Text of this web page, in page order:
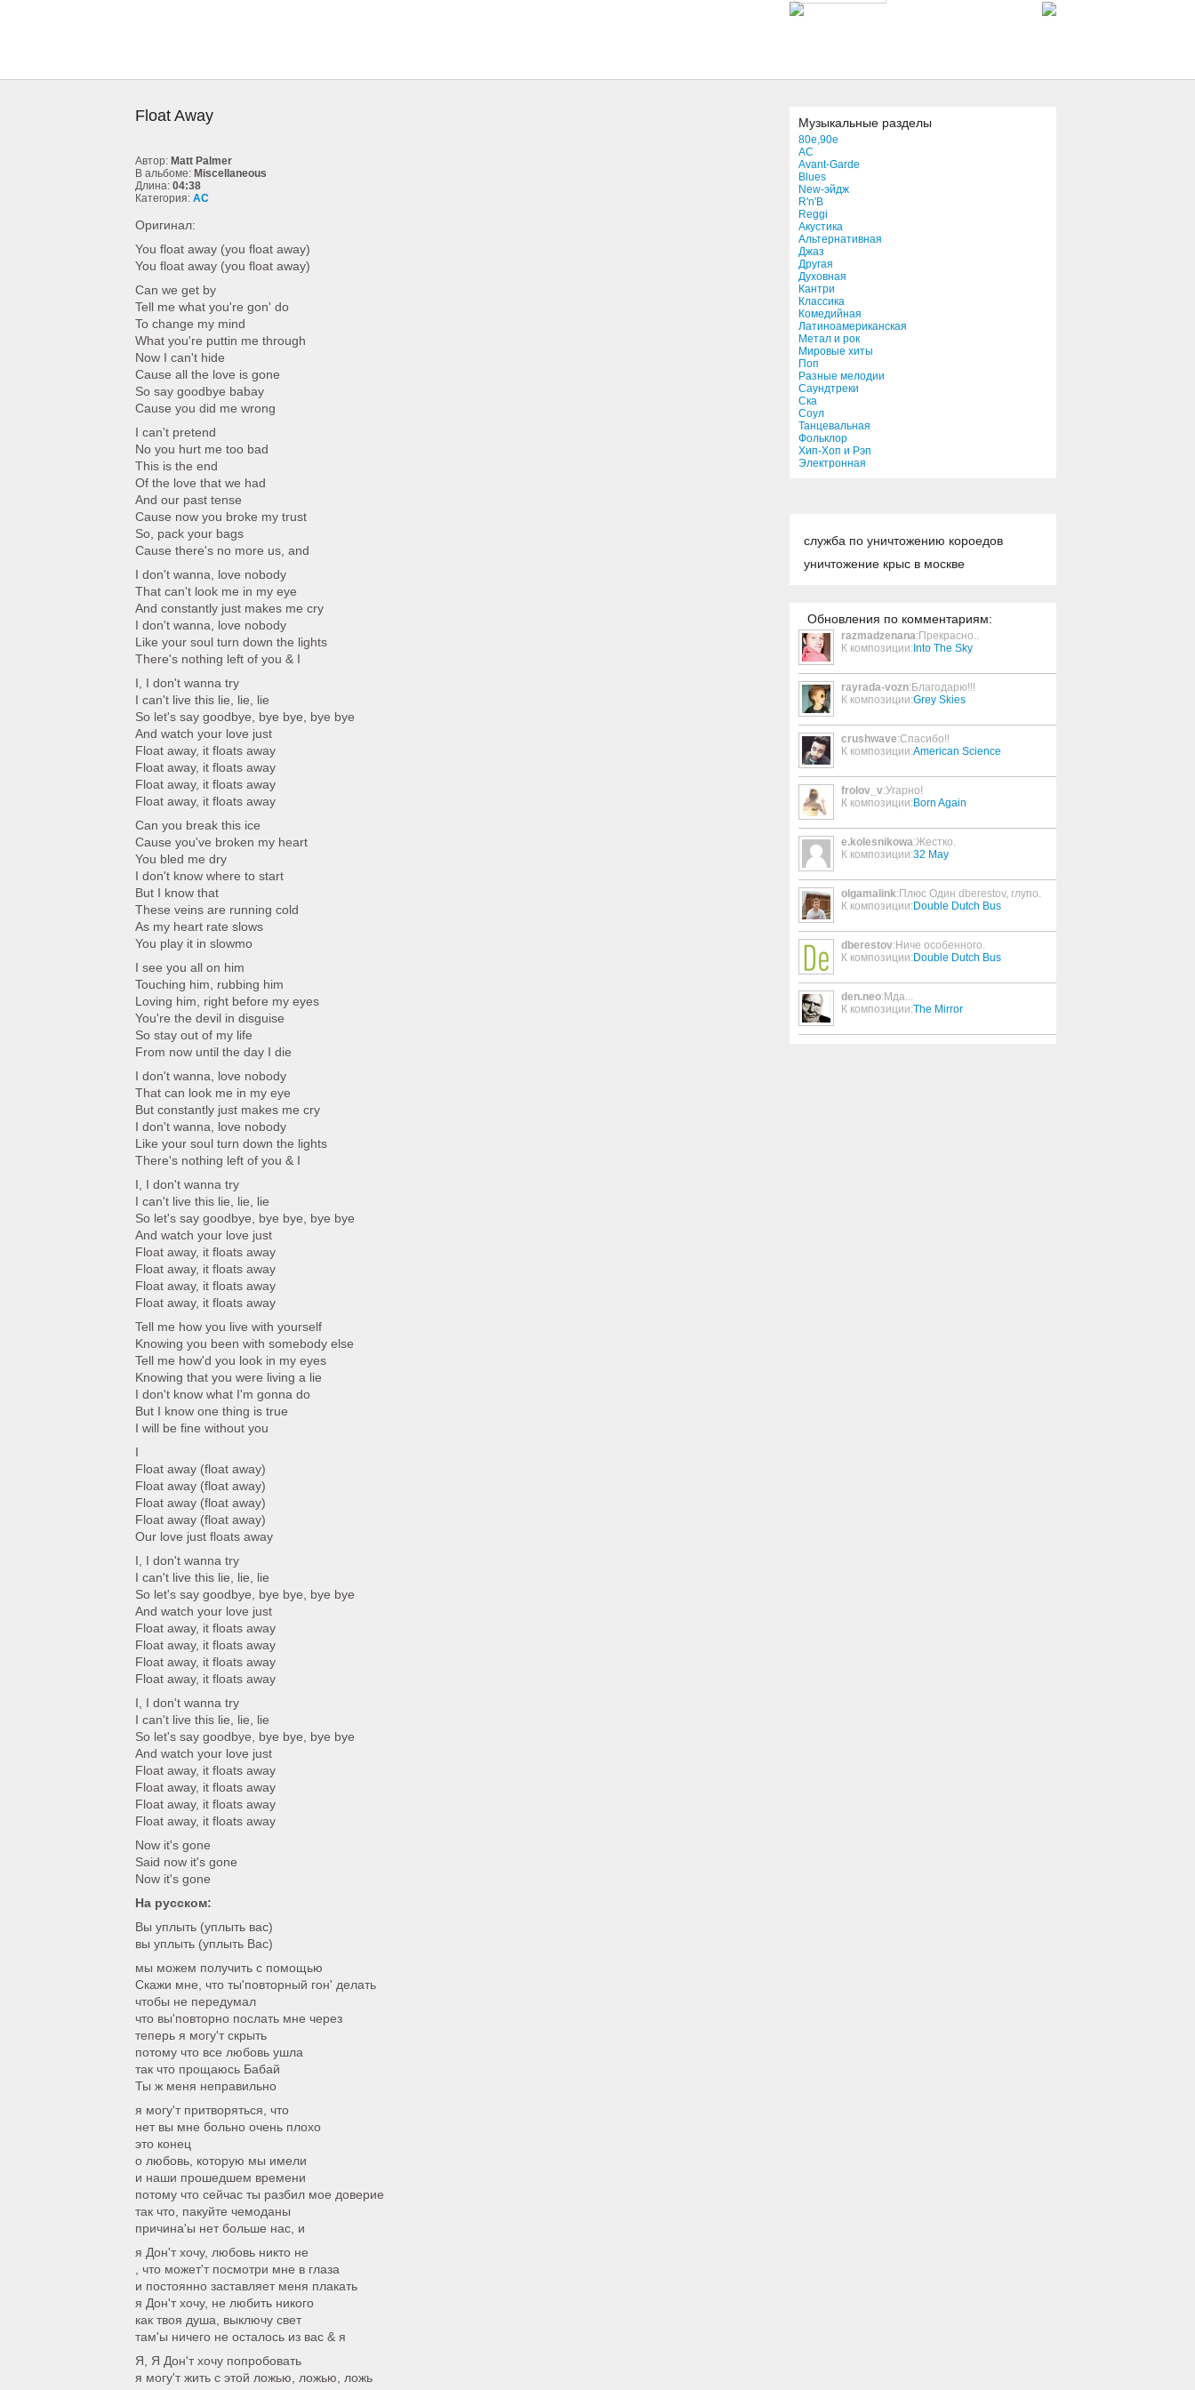
Float Away
Автор: Matt Palmer
В альбоме: Miscellaneous
Длина: 04:38
Категория: AC
Оригинал:
You float away (you float away)
You float away (you float away)
Can we get by
Tell me what you're gon' do
To change my mind
What you're puttin me through
Now I can't hide
Cause all the love is gone
So say goodbye babay
Cause you did me wrong
I can't pretend
No you hurt me too bad
This is the end
Of the love that we had
And our past tense
Cause now you broke my trust
So, pack your bags
Cause there's no more us, and
I don't wanna, love nobody
That can't look me in my eye
And constantly just makes me cry
I don't wanna, love nobody
Like your soul turn down the lights
There's nothing left of you & I
I, I don't wanna try
I can't live this lie, lie, lie
So let's say goodbye, bye bye, bye bye
And watch your love just
Float away, it floats away
Float away, it floats away
Float away, it floats away
Float away, it floats away
Can you break this ice
Cause you've broken my heart
You bled me dry
I don't know where to start
But I know that
These veins are running cold
As my heart rate slows
You play it in slowmo
I see you all on him
Touching him, rubbing him
Loving him, right before my eyes
You're the devil in disguise
So stay out of my life
From now until the day I die
I don't wanna, love nobody
That can look me in my eye
But constantly just makes me cry
I don't wanna, love nobody
Like your soul turn down the lights
There's nothing left of you & I
I, I don't wanna try
I can't live this lie, lie, lie
So let's say goodbye, bye bye, bye bye
And watch your love just
Float away, it floats away
Float away, it floats away
Float away, it floats away
Float away, it floats away
Tell me how you live with yourself
Knowing you been with somebody else
Tell me how'd you look in my eyes
Knowing that you were living a lie
I don't know what I'm gonna do
But I know one thing is true
I will be fine without you
I
Float away (float away)
Float away (float away)
Float away (float away)
Float away (float away)
Our love just floats away
I, I don't wanna try
I can't live this lie, lie, lie
So let's say goodbye, bye bye, bye bye
And watch your love just
Float away, it floats away
Float away, it floats away
Float away, it floats away
Float away, it floats away
I, I don't wanna try
I can't live this lie, lie, lie
So let's say goodbye, bye bye, bye bye
And watch your love just
Float away, it floats away
Float away, it floats away
Float away, it floats away
Float away, it floats away
Now it's gone
Said now it's gone
Now it's gone
На русском:
Вы уплыть (уплыть вас)
вы уплыть (уплыть Вас)
мы можем получить с помощью
Скажи мне, что ты'повторный гон' делать
чтобы не передумал
что вы'повторно послать мне через
теперь я могу'т скрыть
потому что все любовь ушла
так что прощаюсь Бабай
Ты ж меня неправильно
я могу'т притворяться, что
нет вы мне больно очень плохо
это конец
о любовь, которую мы имели
и наши прошедшем времени
потому что сейчас ты разбил мое доверие
так что, пакуйте чемоданы
причина'ы нет больше нас, и
я Дон'т хочу, любовь никто не
, что может'т посмотри мне в глаза
и постоянно заставляет меня плакать
я Дон'т хочу, не любить никого
как твоя душа, выключу свет
там'ы ничего не осталось из вас & я
Я, Я Дон'т хочу попробовать
я могу'т жить с этой ложью, ложью, ложь
Музыкальные разделы
80e,90e
AC
Avant-Garde
Blues
New-эйдж
R'n'B
Reggi
Акустика
Альтернативная
Джаз
Другая
Духовная
Кантри
Классика
Комедийная
Латиноамериканская
Метал и рок
Мировые хиты
Поп
Разные мелодии
Саундтреки
Ска
Соул
Танцевальная
Фольклор
Хип-Хоп и Рэп
Электронная
служба по уничтожению короедов
уничтожение крыс в москве
Обновления по комментариям:
razmadzenana:Прекрасно..
К композиции: Into The Sky
rayrada-vozn:Благодарю!!!
К композиции:Grey Skies
crushwave:Спасибо!!
К композиции:American Science
frolov_v:Угарно!
К композиции: Born Again
e.kolesnikowa:Жестко.
К композиции:32 May
olgamalink:Плюс Один dberestov, глупо.
К композиции: Double Dutch Bus
dberestov:Ниче особенного.
К композиции: Double Dutch Bus
den.neo:Мда...
К композиции:The Mirror